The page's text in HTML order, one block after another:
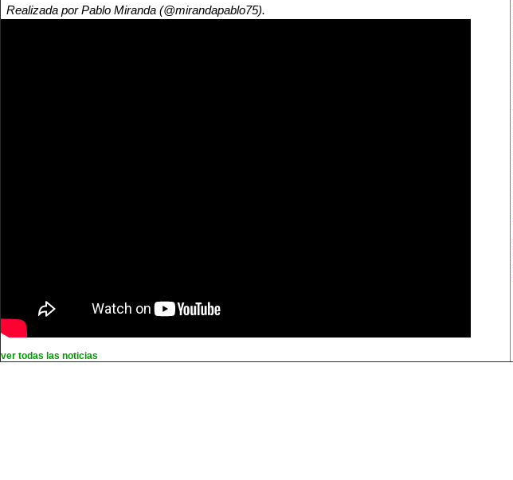
Realizada por Pablo Miranda (@mirandapablo75).
ver todas las noticias